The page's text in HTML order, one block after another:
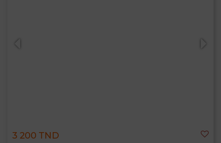
3 200 TND